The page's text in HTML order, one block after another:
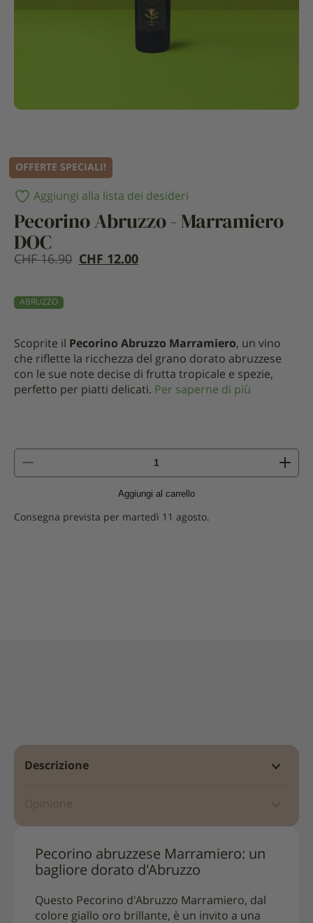
OFFERTE SPECIALI!
Aggiungi alla lista dei desideri
Pecorino Abruzzo - Marramiero
DOC
CHF16.90
Il
16,90
CHF
.
CHF 12.00CHF
12,00.
ABRUZZO
Scoprite il Pecorino Abruzzo Marramiero, un vino
che riflette la ricchezza del grano dorato abruzzese
con le sue note decise di frutta tropicale e spezie,
perfetto per piatti delicati. Per saperne di più
-
Aggiungi al carrello
Consegna prevista per martedì 11 agosto.
Descrizione
Pecorino abruzzese Marramiero: un
bagliore dorato d'Abruzzo
Questo Pecorino d'Abruzzo Marramiero, dal
colore giallo oro brillante, è un invito a una